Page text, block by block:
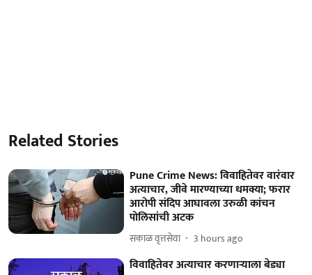
Related Stories
Pune Crime News: विवाहितेवर वारंवार
अत्याचार, जीवे मारण्याच्या धमक्या; फरार
आरोपी संदिप आघावला उरुळी कांचन
पोलिसांची अटक
सकाळ वृत्तसेवा 3 hours ago
विवाहितेवर अत्याचार करणाऱ्याला बेड्या